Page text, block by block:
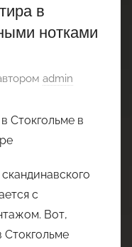
в
нотками
admin
с
Вот,
Стокгольме